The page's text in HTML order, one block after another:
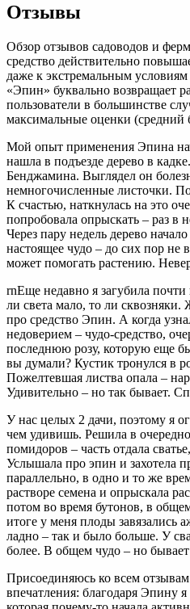
Отзывы
Обзор отзывов садоводов и
средство действительно
даже к экстремальным
«Эпин» буквально возвращает
пользователи в большинстве
максимальные оценки (средний
Мой опыт применения Эпина
нашла в подъезде дерево в
Бенджамина. Выглядел он
немногочисленные листочки.
К счастью, наткнулась на это
попробовала опрыскать – раз в
Через пару недель дерево
настоящее чудо – до сих пор не
может помогать растению.
rnЕще недавно я загубила
ли света мало, то ли сквозняки.
про средство Эпин. А когда
недоверием – чудо-средство,
последнюю розу, которую еще
вы думали? Кустик тронулся в
Пожелтевшая листва опала –
Удивительно – но так бывает.
У нас целых 2 дачи, поэтому я
чем удивишь. Решила в
помидоров – часть отдала
Услышала про эпин и захотела
параллельно, в одно и то же
растворе семена и опрыскала
потом во время бутонов, в
итоге у меня плоды завязались
ладно – так и было больше. У
более. В общем чудо – но
Присоединяюсь ко всем
впечатления: благодаря Эпину